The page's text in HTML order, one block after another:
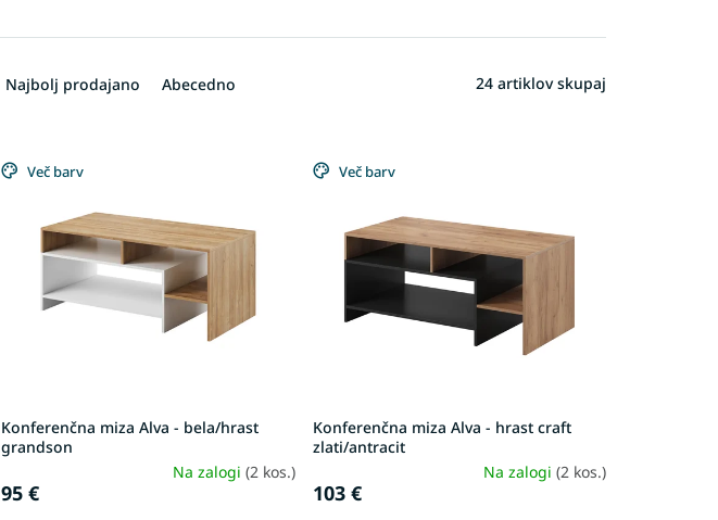
Najbolj prodajano Abecedno 24 artiklov skupaj
Več barv
Konferenčna miza Alva - bela/hrast
grandson
Na zalogi (2 kos.)
95 €
Več barv
Konferenčna miza Alva - hrast craft
zlati/antracit
Na zalogi (2 kos.)
103 €